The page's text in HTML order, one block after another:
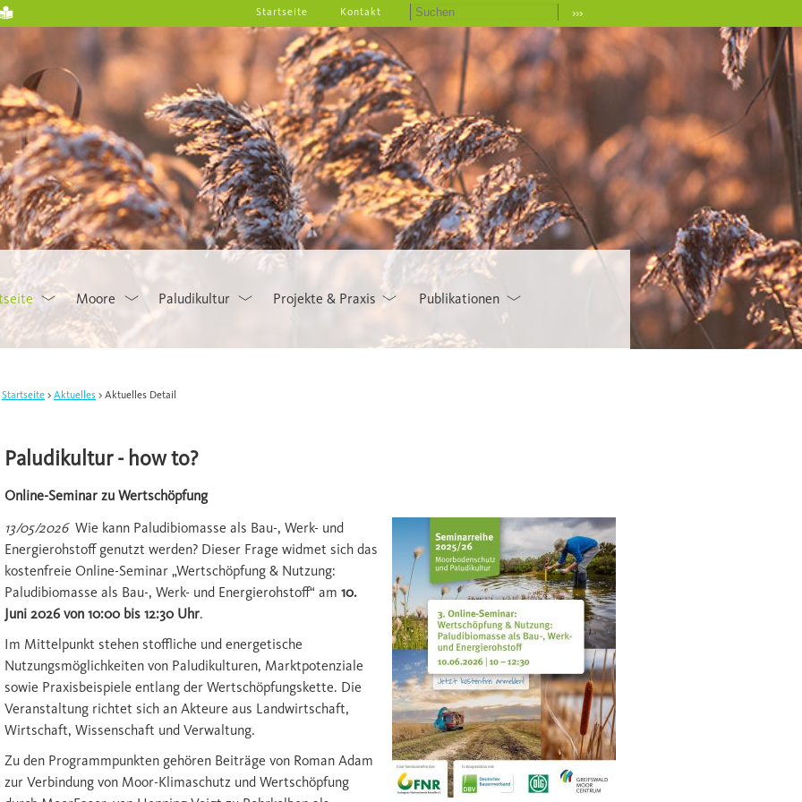
›››
Startseite Kontakt
Moore Paludikultur Projekte & Praxis Publikationen
Startseite Aktuelles Aktuelles Detail
Paludikultur - how to?
Online-Seminar zu Wertschöpfung
13/05/2026Wie kann Paludibiomasse als Bau-, Werk- und
Energierohstoff genutzt werden? Dieser Frage widmet sich das
kostenfreie Online-Seminar „Wertschöpfung & Nutzung:
Paludibiomasse als Bau-, Werk- und Energierohstoff“ am 10.
Juni 2026 von 10:00 bis 12:30 Uhr.
Im Mittelpunkt stehen stoffliche und energetische
Nutzungsmöglichkeiten von Paludikulturen, Marktpotenziale
sowie Praxisbeispiele entlang der Wertschöpfungskette. Die
Veranstaltung richtet sich an Akteure aus Landwirtschaft,
Wirtschaft, Wissenschaft und Verwaltung.
Zu den Programmpunkten gehören Beiträge von Roman Adam
zur Verbindung von Moor-Klimaschutz und Wertschöpfung